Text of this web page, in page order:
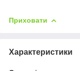
Приховати
Характеристики